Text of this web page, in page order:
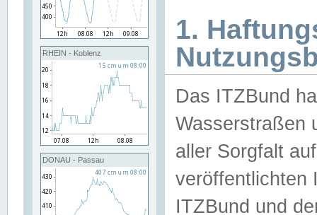
RHEIN - Koblenz
DONAU - Passau
1.
Das ITZBund
Wasserstraßen
aller Sorgfalt
veröffentlichten
ITZBund und